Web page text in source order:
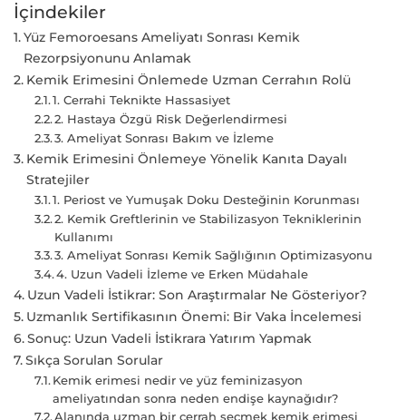
İçindekiler
Yüz Femoroesans Ameliyatı Sonrası Kemik
Rezorpsiyonunu Anlamak
Kemik Erimesini Önlemede Uzman Cerrahın Rolü
1. Cerrahi Teknikte Hassasiyet
2. Hastaya Özgü Risk Değerlendirmesi
3. Ameliyat Sonrası Bakım ve İzleme
Kemik Erimesini Önlemeye Yönelik Kanıta Dayalı
Stratejiler
1. Periost ve Yumuşak Doku Desteğinin Korunması
2. Kemik Greftlerinin ve Stabilizasyon Tekniklerinin
Kullanımı
3. Ameliyat Sonrası Kemik Sağlığının Optimizasyonu
4. Uzun Vadeli İzleme ve Erken Müdahale
Uzun Vadeli İstikrar: Son Araştırmalar Ne Gösteriyor?
Uzmanlık Sertifikasının Önemi: Bir Vaka İncelemesi
Sonuç: Uzun Vadeli İstikrara Yatırım Yapmak
Sıkça Sorulan Sorular
Kemik erimesi nedir ve yüz feminizasyon
ameliyatından sonra neden endişe kaynağıdır?
Alanında uzman bir cerrah seçmek kemik erimesi